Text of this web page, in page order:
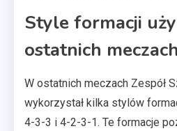
Style formacji
ostatnich meczach
W ostatnich meczach Zespół
wykorzystał kilka stylów
4-3-3 i 4-2-3-1. Te formacje